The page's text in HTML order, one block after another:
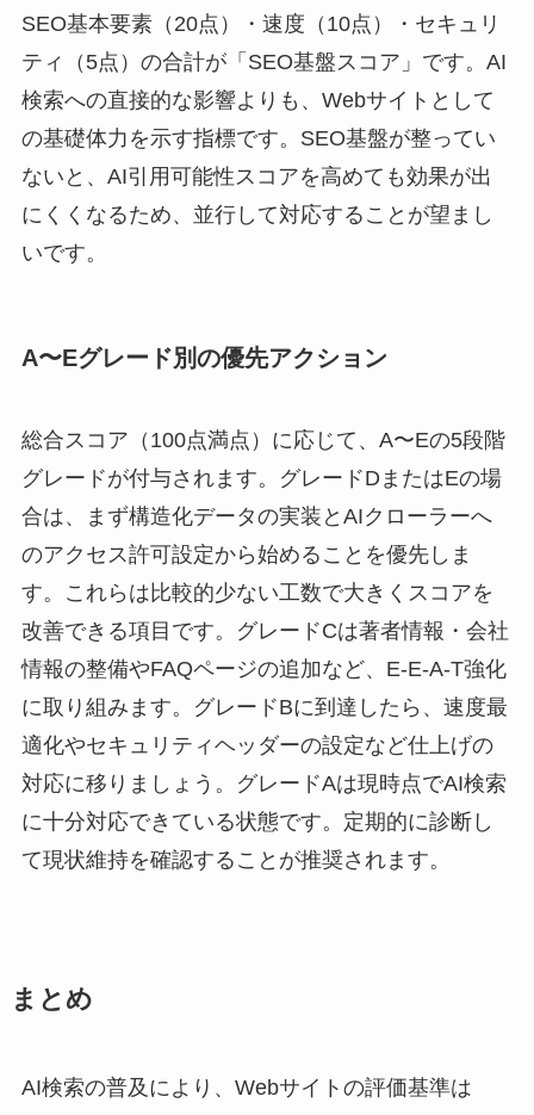
SEO基本要素（20点）・速度（10点）・セキュリ
ティ（5点）の合計が「SEO基盤スコア」です。AI
検索への直接的な影響よりも、Webサイトとして
の基礎体力を示す指標です。SEO基盤が整ってい
ないと、AI引用可能性スコアを高めても効果が出
にくくなるため、並行して対応することが望まし
いです。
A〜Eグレード別の優先アクション
総合スコア（100点満点）に応じて、A〜Eの5段階
グレードが付与されます。グレードDまたはEの場
合は、まず構造化データの実装とAIクローラーへ
のアクセス許可設定から始めることを優先しま
す。これらは比較的少ない工数で大きくスコアを
改善できる項目です。グレードCは著者情報・会社
情報の整備やFAQページの追加など、E-E-A-T強化
に取り組みます。グレードBに到達したら、速度最
適化やセキュリティヘッダーの設定など仕上げの
対応に移りましょう。グレードAは現時点でAI検索
に十分対応できている状態です。定期的に診断し
て現状維持を確認することが推奨されます。
まとめ
AI検索の普及により、Webサイトの評価基準は